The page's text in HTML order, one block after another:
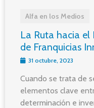
Alfa en los Medios
La Ruta hacia el
de Franquicias
31 octubre, 2023
Cuando se trata de
elementos clave
determinación e